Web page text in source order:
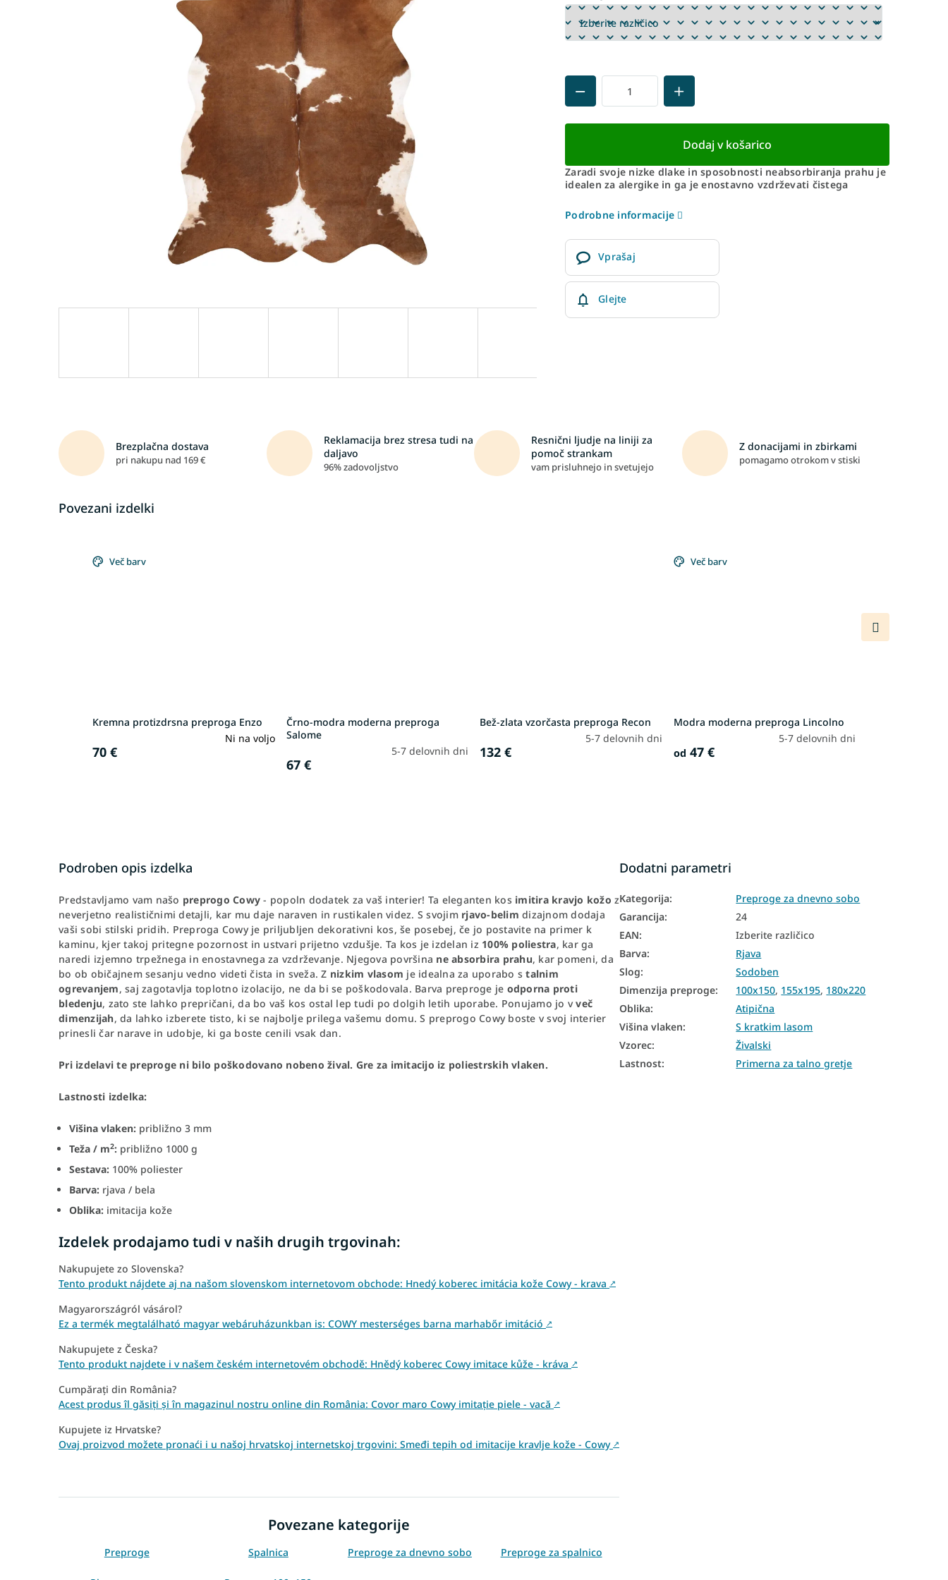
Dodaj v košarico
Zaradi svoje nizke dlake in sposobnosti neabsorbiranja prahu je
idealen za alergike in ga je enostavno vzdrževati čistega
Podrobne informacije
Vprašaj
Glejte
Brezplačna dostava
pri nakupu nad 169 €
Reklamacija brez stresa tudi na
daljavo
96% zadovoljstvo
Resnični ljudje na liniji za
pomoč strankam
vam prisluhnejo in svetujejo
Z donacijami in zbirkami
pomagamo otrokom v stiski
Povezani izdelki
Več barv
Kremna protizdrsna preproga Enzo
Ni na voljo
70 €
Črno-modra moderna preproga
Salome
5-7 delovnih dni
67 €
Bež-zlata vzorčasta preproga Recon
5-7 delovnih dni
132 €
Več barv
Modra moderna preproga Lincolno
5-7 delovnih dni
od 47 €
Naslednji
izdelek
Podroben opis izdelka
Predstavljamo vam našo preprogo Cowy - popoln dodatek za vaš interier! Ta eleganten kos imitira kravjo kožo z
neverjetno realističnimi detajli, kar mu daje naraven in rustikalen videz. S svojim rjavo-belim dizajnom dodaja
vaši sobi stilski pridih. Preproga Cowy je priljubljen dekorativni kos, še posebej, če jo postavite na primer k
kaminu, kjer takoj pritegne pozornost in ustvari prijetno vzdušje. Ta kos je izdelan iz 100% poliestra, kar ga
naredi izjemno trpežnega in enostavnega za vzdrževanje. Njegova površina ne absorbira prahu, kar pomeni, da
bo ob običajnem sesanju vedno videti čista in sveža. Z nizkim vlasom je idealna za uporabo stalnim
ogrevanjem, saj zagotavlja toplotno izolacijo, ne da bi se poškodovala. Barva preproge je odporna proti
bledenju, zato ste lahko prepričani, da bo vaš kos ostal lep tudi po dolgih letih uporabe. Ponujamo jo vveč
dimenzijah, da lahko izberete tisto, ki se najbolje prilega vašemu domu. S preprogo Cowy boste v svoj interier
prinesli čar narave in udobje, ki ga boste cenili vsak dan.
Pri izdelavi te preproge ni bilo poškodovano nobeno žival. Gre za imitacijo iz poliestrskih vlaken.
Lastnosti izdelka:
Višina vlaken: približno 3 mm
Teža / m2: približno 1000 g
Sestava: 100% poliester
Barva: rjava / bela
Oblika: imitacija kože
Izdelek prodajamo tudi v naših drugih trgovinah:
Nakupujete zo Slovenska?
Tento produkt nájdete aj na našom slovenskom internetovom obchode: Hnedý koberec imitácia kože Cowy - krava ↗
Magyarországról vásárol?
Ez a termék megtalálható magyar webáruházunkban is: COWY mesterséges barna marhabőr imitáció ↗
Nakupujete z Česka?
Tento produkt najdete i v našem českém internetovém obchodě: Hnědý koberec Cowy imitace kůže - kráva ↗
Cumpărați din România?
Acest produs îl găsiți și în magazinul nostru online din România: Covor maro Cowy imitație piele - vacă ↗
Kupujete iz Hrvatske?
Ovaj proizvod možete pronaći i u našoj hrvatskoj internetskoj trgovini: Smeđi tepih od imitacije kravlje kože - Cowy ↗
Povezane kategorije
Preproge Spalnica Preproge za dnevno sobo Preproge za spalnico
Dodatni parametri
Kategorija:
Preproge za dnevno sobo
Garancija:
24
EAN:
Izberite različico
Barva:
Rjava
Slog:
Sodoben
Dimenzija preproge: 100x150, 155x195, 180x220
Oblika:
Atipična
Višina vlaken:
S kratkim lasom
Vzorec:
Živalski
Lastnost: Primerna za talno gretje